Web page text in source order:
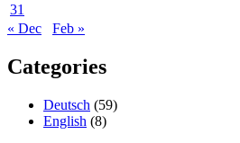
31
« Dec
Feb »
Categories
Deutsch (59)
English (8)